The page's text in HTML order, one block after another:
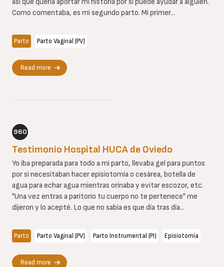
así que quería aportar mi historia por si puede ayudar a alguien.
Como comentaba, es mi segundo parto. Mi primer...
Parto Parto Vaginal (PV)
Read more
960
Testimonio Hospital HUCA de Oviedo
Yo iba preparada para todo a mi parto, llevaba gel para puntos
por si necesitaban hacer episiotomía o cesárea, botella de
agua para echar agua mientras orinaba y evitar escozor, etc.
"Una vez entras a paritorio tu cuerpo no te pertenece" me
dijeron y lo acepté. Lo que no sabía es que día tras día...
Parto Parto Vaginal (PV) Parto Instrumental (PI) Episiotomía
Read more